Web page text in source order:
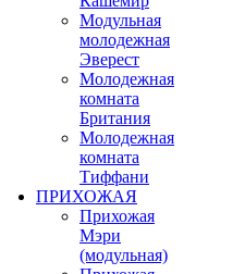
Модульная
молодежная
Эверест
Молодежная
комната
Британия
Молодежная
комната
Тиффани
ПРИХОЖАЯ
Прихожая
Мэри
(модульная)